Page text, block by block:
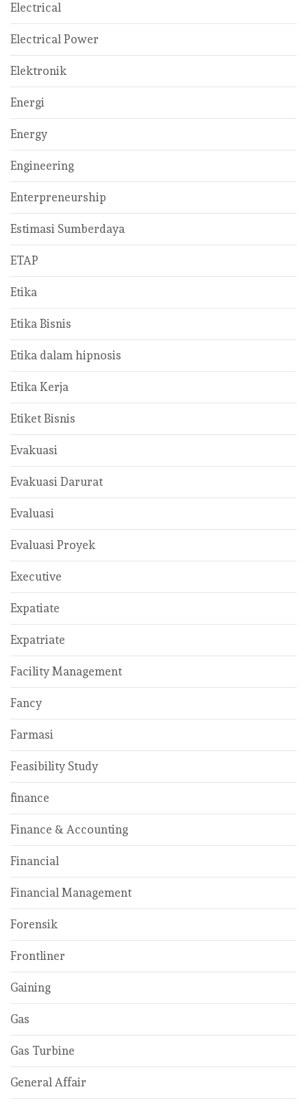
Electrical
Electrical Power
Elektronik
Energi
Energy
Engineering
Enterpreneurship
Estimasi Sumberdaya
ETAP
Etika
Etika Bisnis
Etika dalam hipnosis
Etika Kerja
Etiket Bisnis
Evakuasi
Evakuasi Darurat
Evaluasi
Evaluasi Proyek
Executive
Expatiate
Expatriate
Facility Management
Fancy
Farmasi
Feasibility Study
finance
Finance & Accounting
Financial
Financial Management
Forensik
Frontliner
Gaining
Gas
Gas Turbine
General Affair